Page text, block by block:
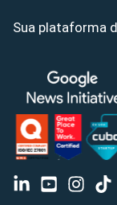
Sua plataforma